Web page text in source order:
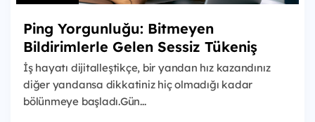
Ping Yorgunluğu: Bitmeyen
Bildirimlerle Gelen Sessiz Tükeniş
İş hayatı dijitalleştikçe, bir yandan hız kazandınız
diğer yandansa dikkatiniz hiç olmadığı kadar
bölünmeye başladı.Gün...